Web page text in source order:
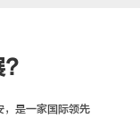
?
是一家国际领先